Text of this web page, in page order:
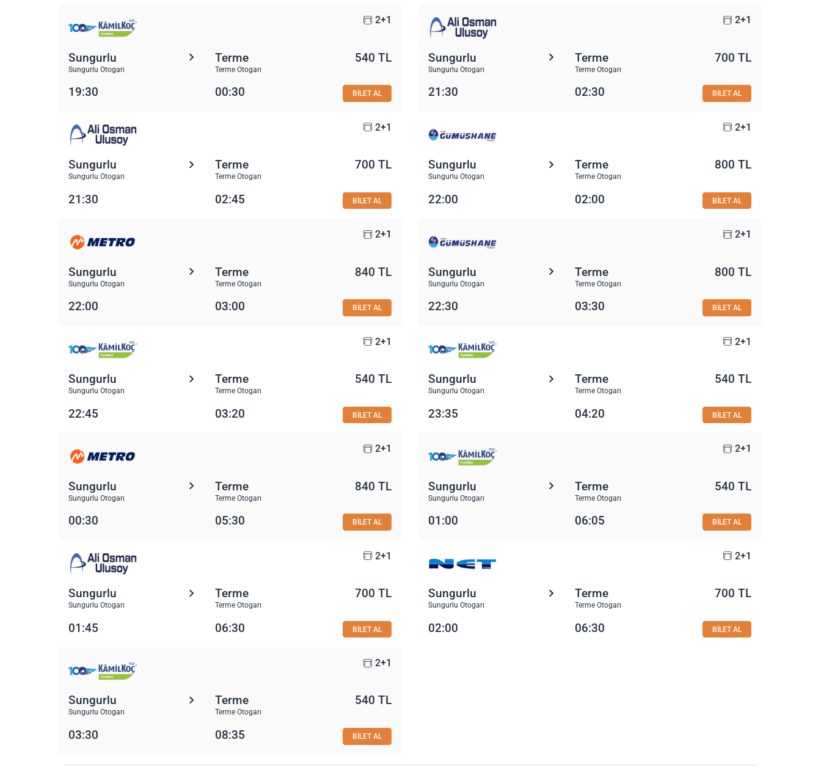
2+1
Sungurlu
Sungurlu Otogarı
Terme
Terme Otogarı
540 TL
19:30 00:30 BİLET AL
2+1
Sungurlu
Sungurlu Otogarı
Terme
Terme Otogarı
700 TL
21:30 02:30 BİLET AL
2+1
Sungurlu
Sungurlu Otogarı
Terme
Terme Otogarı
700 TL
21:30 02:45 BİLET AL
2+1
Sungurlu
Sungurlu Otogarı
Terme
Terme Otogarı
800 TL
22:00 02:00 BİLET AL
2+1
Sungurlu
Sungurlu Otogarı
Terme
Terme Otogarı
840 TL
22:00 03:00 BİLET AL
2+1
Sungurlu
Sungurlu Otogarı
Terme
Terme Otogarı
800 TL
22:30 03:30 BİLET AL
2+1
Sungurlu
Sungurlu Otogarı
Terme
Terme Otogarı
540 TL
22:45 03:20 BİLET AL
2+1
Sungurlu
Sungurlu Otogarı
Terme
Terme Otogarı
540 TL
23:35 04:20 BİLET AL
2+1
Sungurlu
Sungurlu Otogarı
Terme
Terme Otogarı
840 TL
00:30 05:30 BİLET AL
2+1
Sungurlu
Sungurlu Otogarı
Terme
Terme Otogarı
540 TL
01:00 06:05 BİLET AL
2+1
Sungurlu
Sungurlu Otogarı
Terme
Terme Otogarı
700 TL
01:45 06:30 BİLET AL
2+1
Sungurlu
Sungurlu Otogarı
Terme
Terme Otogarı
700 TL
02:00 06:30 BİLET AL
2+1
Sungurlu
Sungurlu Otogarı
Terme
Terme Otogarı
540 TL
03:30 08:35 BİLET AL